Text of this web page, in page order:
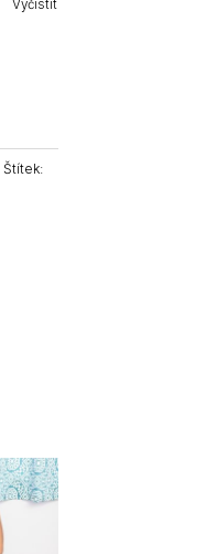
Vyčistit
Štítek: